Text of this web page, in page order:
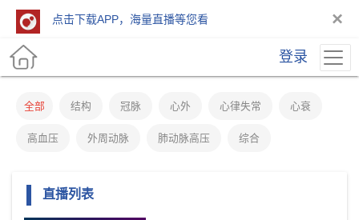
点击下载APP，海量直播等您看 ×
登录
全部 结构 冠脉 心外 心律失常 心衰
高血压 外周动脉 肺动脉高压 综合
直播列表